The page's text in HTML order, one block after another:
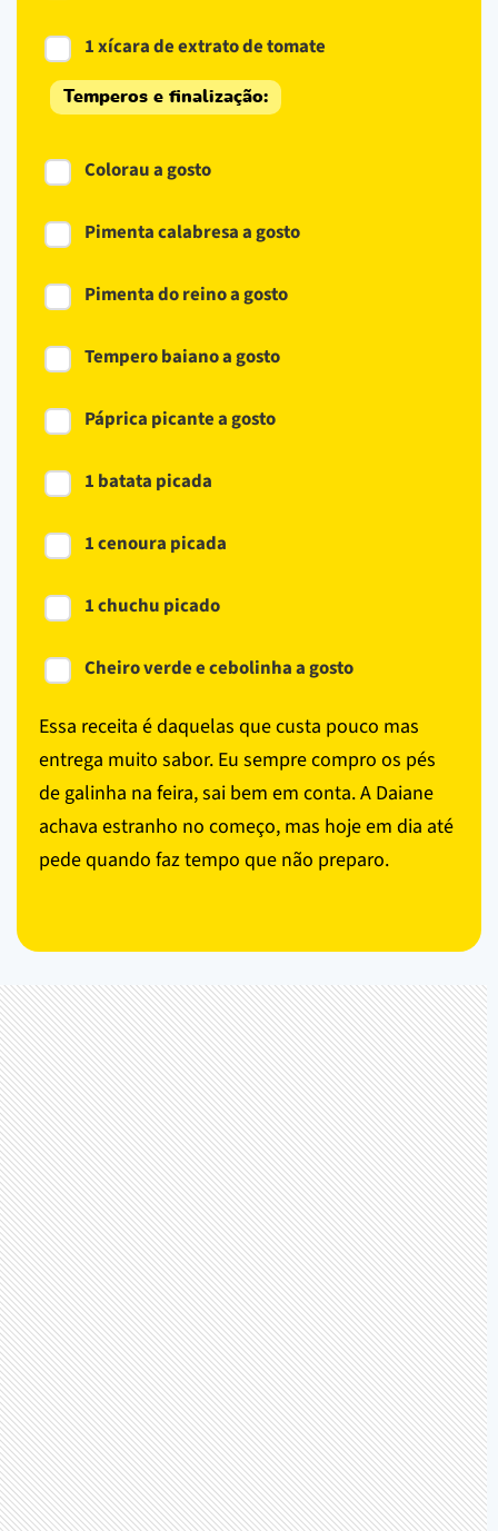
1 xícara de extrato de tomate
Temperos e finalização:
Colorau a gosto
Pimenta calabresa a gosto
Pimenta do reino a gosto
Tempero baiano a gosto
Páprica picante a gosto
1 batata picada
1 cenoura picada
1 chuchu picado
Cheiro verde e cebolinha a gosto
Essa receita é daquelas que custa pouco mas
entrega muito sabor. Eu sempre compro os pés
de galinha na feira, sai bem em conta. A Daiane
achava estranho no começo, mas hoje em dia até
pede quando faz tempo que não preparo.